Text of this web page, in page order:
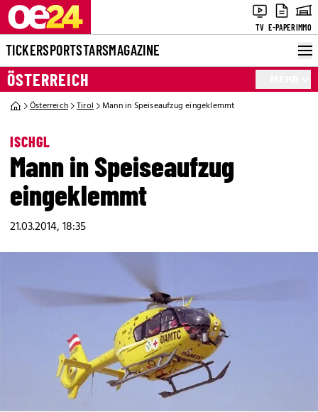
TV E-PAPERIMMO
TICKERSPORTSTARSMAGAZINE
ÖSTERREICH
Österreich Tirol Mann in Speiseaufzug eingeklemmt
ISCHGL
Mann in Speiseaufzug
eingeklemmt
21.03.2014, 18:35